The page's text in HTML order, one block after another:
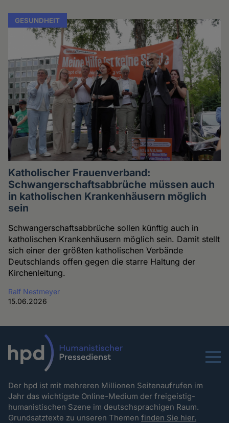
GESUNDHEIT
Katholischer Frauenverband:
Schwangerschaftsabbrüche müssen auch
in katholischen Krankenhäusern möglich
sein
Schwangerschaftsabbrüche sollen künftig auch in
katholischen Krankenhäusern möglich sein. Damit stellt
sich einer der größten katholischen Verbände
Deutschlands offen gegen die starre Haltung der
Kirchenleitung.
Ralf Nestmeyer
15.06.2026
Menu
Der hpd ist mit mehreren Millionen Seitenaufrufen im
Jahr das wichtigste Online-Medium der freigeistig-
humanistischen Szene im deutschsprachigen Raum.
Grundsatztexte zu unseren Themenfinden Sie hier.